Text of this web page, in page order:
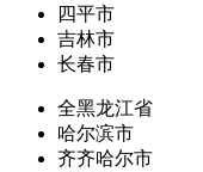
四平市
吉林市
长春市
全黑龙江省
哈尔滨市
齐齐哈尔市